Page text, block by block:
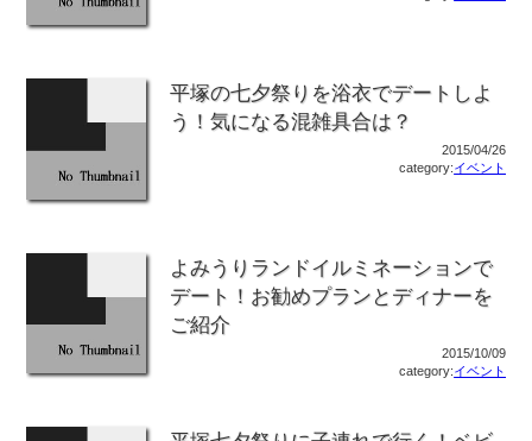
平塚の七夕祭りを浴衣でデートしよ
う！気になる混雑具合は？
2015/04/26
category:イベント
よみうりランドイルミネーションで
デート！お勧めプランとディナーを
ご紹介
2015/10/09
category:イベント